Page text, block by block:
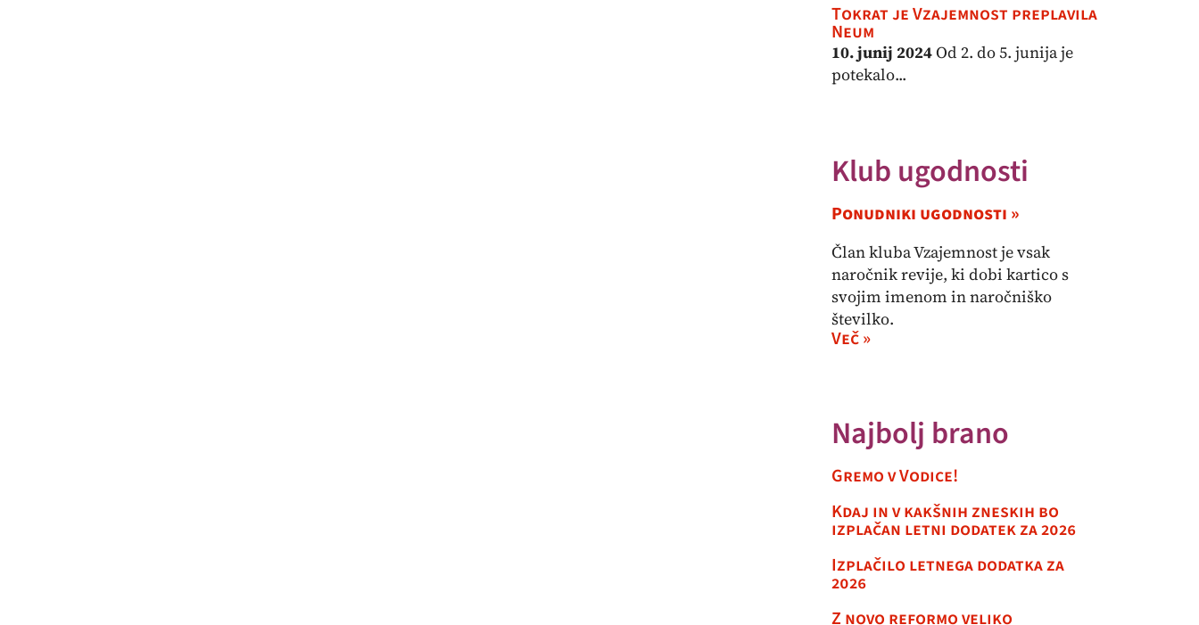
Tokrat je Vzajemnost preplavila
Neum
10. junij 2024Od 2. do 5. junija je
potekalo...
Klub ugodnosti
Ponudniki ugodnosti »
Član kluba Vzajemnost je vsak
naročnik revije, ki dobi kartico s
svojim imenom in naročniško
številko.
Več »
Najbolj brano
Gremo v Vodice!
Kdaj in v kakšnih zneskih bo
izplačan letni dodatek za 2026
Izplačilo letnega dodatka za
2026
Z novo reformo veliko